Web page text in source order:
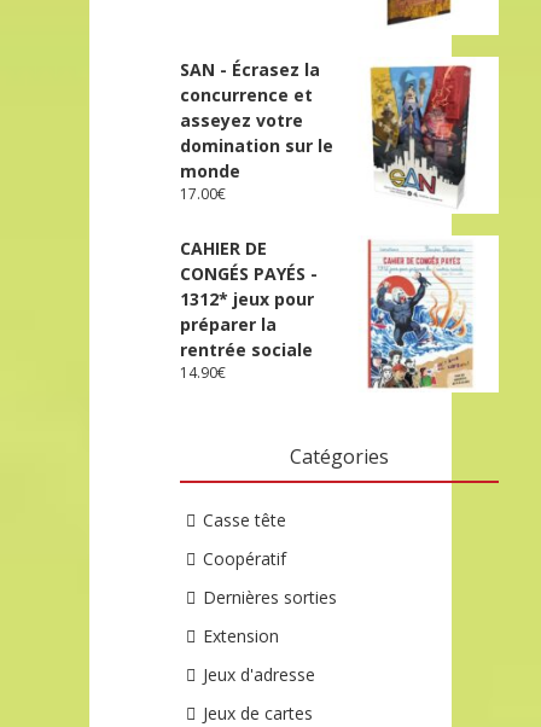
SAN - Écrasez la
concurrence et
asseyez votre
domination sur le
monde
17.00€
CAHIER DE
CONGÉS PAYÉS -
1312* jeux pour
préparer la
rentrée sociale
14.90€
Catégories
Casse tête
Coopératif
Dernières sorties
Extension
Jeux d'adresse
Jeux de cartes